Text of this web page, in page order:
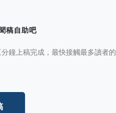
稿自助吧
鐘上稿完成，最快接觸最多讀者的